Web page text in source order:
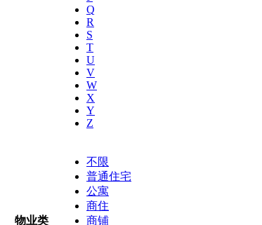
Q
R
S
T
U
V
W
X
Y
Z
物业类
不限
普通住宅
公寓
商住
商铺